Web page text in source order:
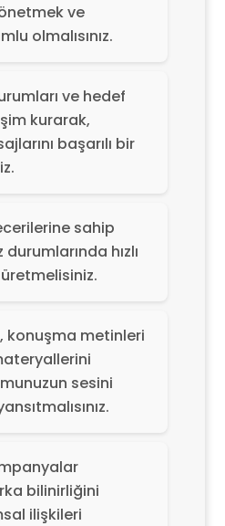
ve
olmalısınız.
ve hedef
kurarak,
başarılı bir
sahip
hızlı
konuşma metinleri
sesini
bilinirliğini
ilişkileri